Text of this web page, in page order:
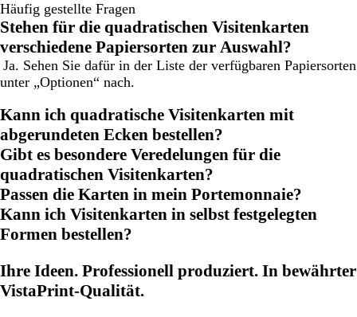
Häufig gestellte Fragen
Stehen für die quadratischen Visitenkarten
verschiedene Papiersorten zur Auswahl?
Ja. Sehen Sie dafür in der Liste der verfügbaren Papiersorten
unter „Optionen“ nach.
Kann ich quadratische Visitenkarten mit
abgerundeten Ecken bestellen?
Gibt es besondere Veredelungen für die
quadratischen Visitenkarten?
Passen die Karten in mein Portemonnaie?
Kann ich Visitenkarten in selbst festgelegten
Formen bestellen?
Ihre Ideen. Professionell produziert. In bewährter
VistaPrint-Qualität.